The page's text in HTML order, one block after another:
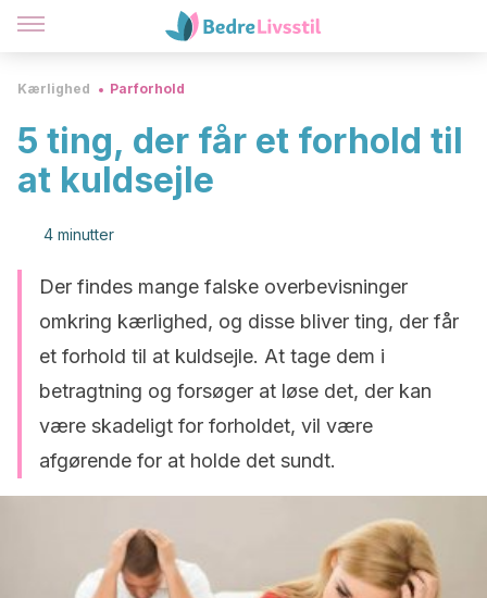
Kærlighed Parforhold
5 ting, der får et forhold til
at kuldsejle
4 minutter
Der findes mange falske overbevisninger
omkring kærlighed, og disse bliver ting, der får
et forhold til at kuldsejle. At tage dem i
betragtning og forsøger at løse det, der kan
være skadeligt for forholdet, vil være
afgørende for at holde det sundt.